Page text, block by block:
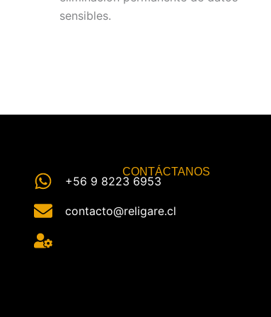
sensibles.
CONTÁCTANOS
+56 9 8223 6953
contacto@religare.cl